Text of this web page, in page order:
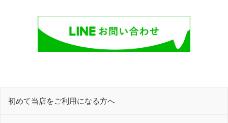
初めて当店をご利用になる方へ